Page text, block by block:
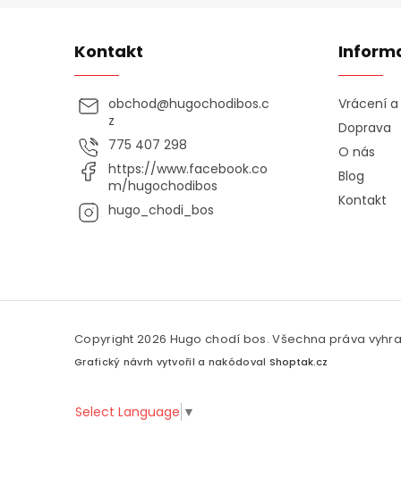
Kontakt
obchod@hugochodibos.c
z
775 407 298
https://www.facebook.co
m/hugochodibos
hugo_chodi_bos
Vrácení
Doprava
O nás
Blog
Kontakt
Copyright 2026 Hugo chodí bos. Všechna práva
Grafický návrh vytvořil a nakódoval Shoptak.cz
Select Language ▼